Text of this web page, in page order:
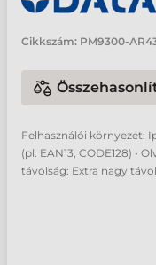
Cikkszám: PM9300-
Felhasználói környezet:
(pl. EAN13, CODE128) •
távolság: Extra nagy